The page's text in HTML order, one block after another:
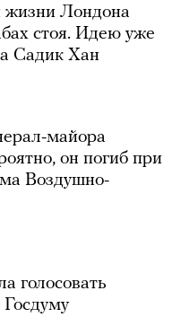
жизни Лондона
стоя. Идею уже
Садик Хан
майора
он погиб при
Воздушно-
голосовать
Госдуму